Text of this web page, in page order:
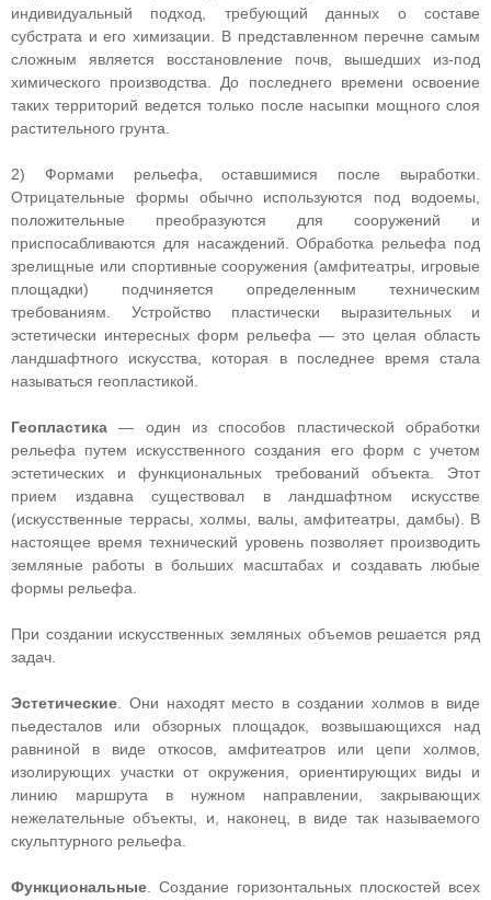
индивидуальный подход, требующий данных о составе
субстрата и его химизации. В представленном перечне самым
сложным является восстановление почв, вышедших из-под
химического производства. До последнего времени освоение
таких территорий ведется только после насыпки мощного слоя
растительного грунта.
2) Формами рельефа, оставшимися после выработки.
Отрицательные формы обычно используются под водоемы,
положительные преобразуются для сооружений и
приспосабливаются для насаждений. Обработка рельефа под
зрелищные или спортивные сооружения (амфитеатры, игровые
площадки) подчиняется определенным техническим
требованиям. Устройство пластически выразительных и
эстетически интересных форм рельефа — это целая область
ландшафтного искусства, которая в последнее время стала
называться геопластикой.
Геопластика — один из способов пластической обработки
рельефа путем искусственного создания его форм с учетом
эстетических и функциональных требований объекта. Этот
прием издавна существовал в ландшафтном искусстве
(искусственные террасы, холмы, валы, амфитеатры, дамбы). В
настоящее время технический уровень позволяет производить
земляные работы в больших масштабах и создавать любые
формы рельефа.
При создании искусственных земляных объемов решается ряд
задач.
Эстетические . Они находят место в создании холмов в виде
пьедесталов или обзорных площадок, возвышающихся над
равниной в виде откосов, амфитеатров или цепи холмов,
изолирующих участки от окружения, ориентирующих виды и
линию маршрута в нужном направлении, закрывающих
нежелательные объекты, и, наконец, в виде так называемого
скульптурного рельефа.
Функциональные . Создание горизонтальных плоскостей всех